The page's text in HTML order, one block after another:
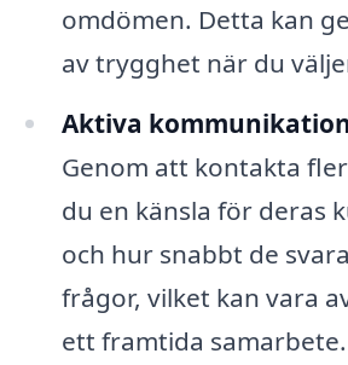
omdömen. Detta kan
av trygghet när du
Aktiva
Genom att kontakta
du en känsla för deras
och hur snabbt de
frågor, vilket kan vara
ett framtida samarbete.